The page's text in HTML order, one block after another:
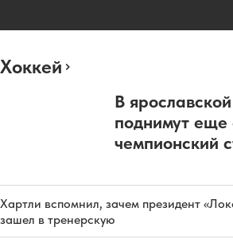
Хоккей
В
поднимут еще
чемпионский
Хартли вспомнил, зачем президент
зашел в тренерскую